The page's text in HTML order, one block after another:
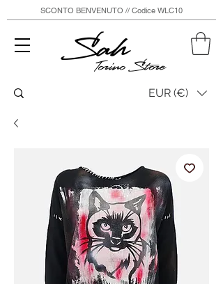
Sah
Torino Store
SCONTO BENVENUTO // Codice WLC10
EUR (€)